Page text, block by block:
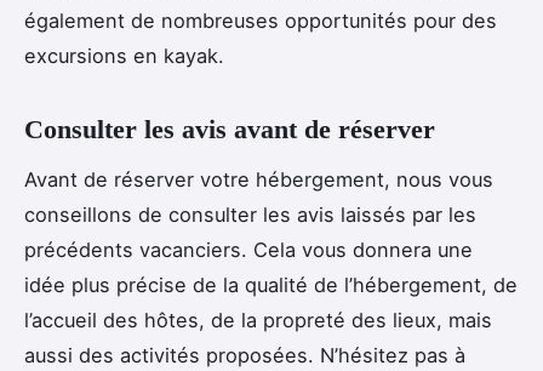
également de nombreuses opportunités pour des
excursions en kayak.
Consulter les avis avant de réserver
Avant de réserver votre hébergement, nous vous
conseillons de consulter les avis laissés par les
précédents vacanciers. Cela vous donnera une
idée plus précise de la qualité de l’hébergement, de
l’accueil des hôtes, de la propreté des lieux, mais
aussi des activités proposées. N’hésitez pas à